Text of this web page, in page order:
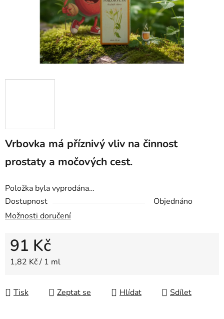
Vrbovka má příznivý vliv na činnost
prostaty a močových cest.
Položka byla vyprodána…
Dostupnost
Objednáno
Možnosti doručení
91 Kč
Měrná cena:
1,82 Kč / 1 ml
Tisk Zeptat se Hlídat Sdílet